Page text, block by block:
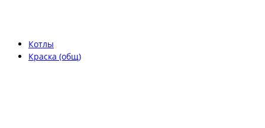
Котлы
Краска (общ)